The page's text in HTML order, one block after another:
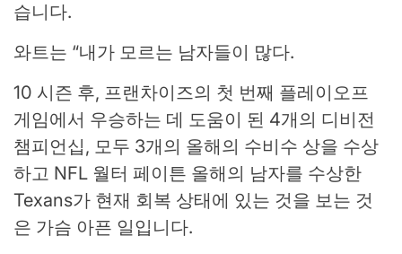
습니다.
와트는 “내가 모르는 남자들이 많다.
10 시즌 후, 프랜차이즈의 첫 번째 플레이오프
게임에서 우승하는 데 도움이 된 4개의 디비전
챔피언십, 모두 3개의 올해의 수비수 상을 수상
하고 NFL 월터 페이튼 올해의 남자를 수상한
Texans가 현재 회복 상태에 있는 것을 보는 것
은 가슴 아픈 일입니다.